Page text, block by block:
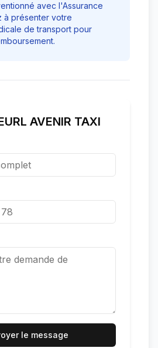
avec l'Assurance
à présenter votre
de transport pour
AVENIR TAXI
le message